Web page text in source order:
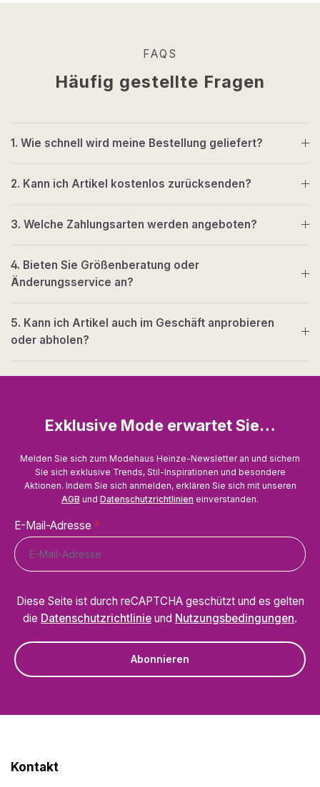
FAQS
Häufig gestellte Fragen
1. Wie schnell wird meine Bestellung geliefert?
2. Kann ich Artikel kostenlos zurücksenden?
3. Welche Zahlungsarten werden angeboten?
4. Bieten Sie Größenberatung oder
Änderungsservice an?
5. Kann ich Artikel auch im Geschäft anprobieren
oder abholen?
Exklusive Mode erwartet Sie…
Melden Sie sich zum Modehaus Heinze-Newsletter an und sichern
Sie sich exklusive Trends, Stil-Inspirationen und besondere
Aktionen. Indem Sie sich anmelden, erklären Sie sich mit unseren
AGB und Datenschutzrichtlinien einverstanden.
E-Mail-Adresse *
Diese Seite ist durch reCAPTCHA geschützt und es gelten
die Datenschutzrichtlinie und Nutzungsbedingungen.
Abonnieren
Kontakt